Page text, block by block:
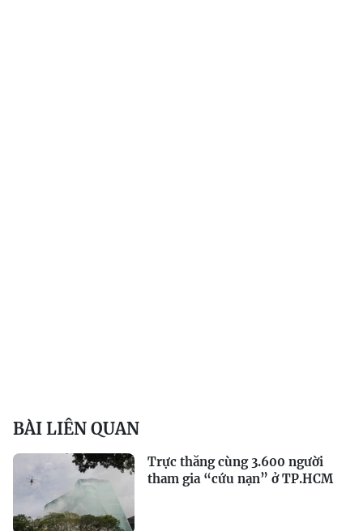
BÀI LIÊN QUAN
Trực thăng cùng 3.600 người
tham gia “cứu nạn” ở TP.HCM